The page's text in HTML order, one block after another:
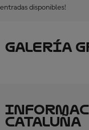
entradas disponibles!
GALERÍA
CATALUÑA